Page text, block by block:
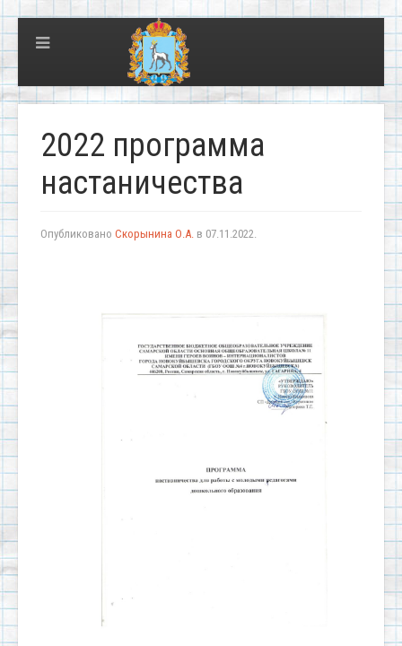
2022 программа
настаничества
Опубликовано Скорынина О.А. в 07.11.2022.